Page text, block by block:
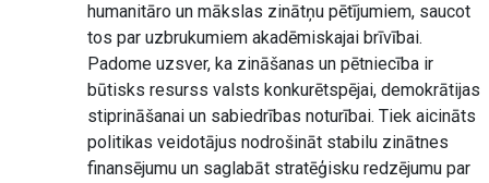
humanitāro un mākslas zinātņu pētījumiem, saucot
tos par uzbrukumiem akadēmiskajai brīvībai.
Padome uzsver, ka zināšanas un pētniecība ir
būtisks resurss valsts konkurētspējai, demokrātijas
stiprināšanai un sabiedrības noturībai. Tiek aicināts
politikas veidotājus nodrošināt stabilu zinātnes
finansējumu un saglabāt stratēģisku redzējumu par